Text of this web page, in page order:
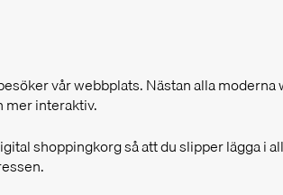
vår webbplats. Nästan alla
mer interaktiv.
shoppingkorg så att du slipper lägga i